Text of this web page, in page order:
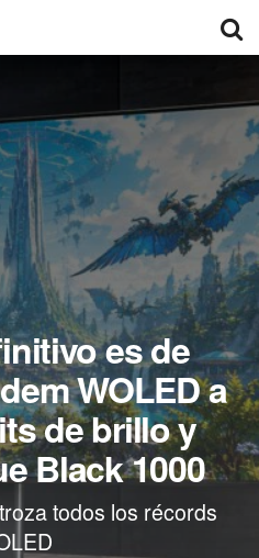
es de
WOLED a
de brillo y
Black 1000
todos los récords